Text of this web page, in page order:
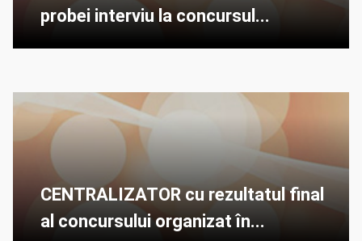
probei interviu la concursul...
CENTRALIZATOR cu rezultatul final
al concursului organizat în...